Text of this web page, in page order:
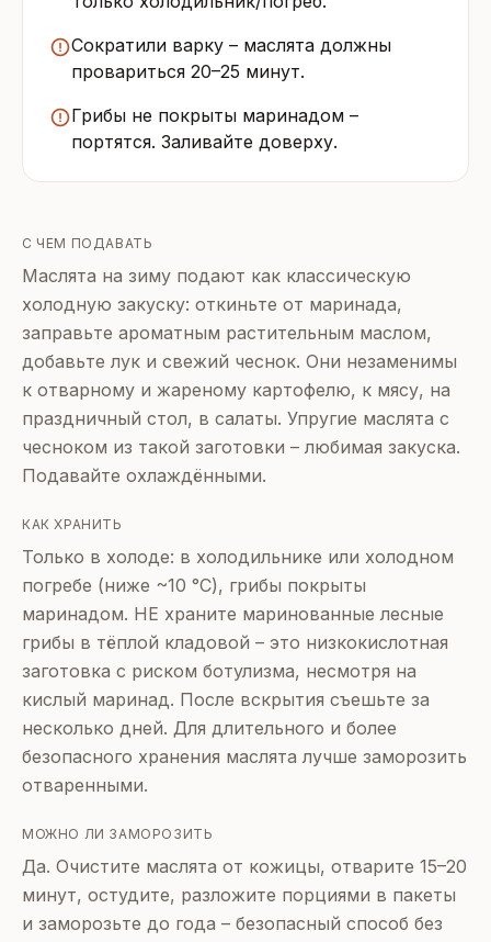
Сократили варку – маслята должны
провариться 20–25 минут.
Грибы не покрыты маринадом –
портятся. Заливайте доверху.
С ЧЕМ ПОДАВАТЬ
Маслята на зиму подают как классическую
холодную закуску: откиньте от маринада,
заправьте ароматным растительным маслом,
добавьте лук и свежий чеснок. Они незаменимы
к отварному и жареному картофелю, к мясу, на
праздничный стол, в салаты. Упругие маслята с
чесноком из такой заготовки – любимая закуска.
Подавайте охлаждёнными.
КАК ХРАНИТЬ
Только в холоде: в холодильнике или холодном
погребе (ниже ~10 °C), грибы покрыты
маринадом. НЕ храните маринованные лесные
грибы в тёплой кладовой – это низкокислотная
заготовка с риском ботулизма, несмотря на
кислый маринад. После вскрытия съешьте за
несколько дней. Для длительного и более
безопасного хранения маслята лучше заморозить
отваренными.
МОЖНО ЛИ ЗАМОРОЗИТЬ
Да. Очистите маслята от кожицы, отварите 15–20
минут, остудите, разложите порциями в пакеты
и заморозьте до года – безопасный способ без